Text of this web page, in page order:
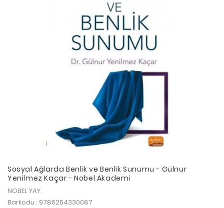
Sosyal Ağlarda Benlik ve Benlik Sunumu - Gülnur
Yenilmez Kaçar - Nobel Akademi
NOBEL YAY.
Barkodu : 9786254330087